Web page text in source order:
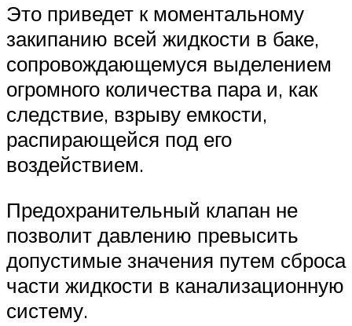
Это приведет к моментальному
закипанию всей жидкости в баке,
сопровождающемуся выделением
огромного количества пара и, как
следствие, взрыву емкости,
распирающейся под его
воздействием.
Предохранительный клапан не
позволит давлению превысить
допустимые значения путем сброса
части жидкости в канализационную
систему.